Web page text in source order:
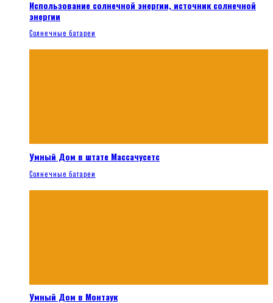
Использование солнечной энергии, источник солнечной
энергии
Солнечные батареи
Умный Дом в штате Массачусетс
Солнечные батареи
Умный Дом в Монтаук